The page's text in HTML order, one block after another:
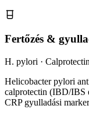
Fertőzés &
H. pylori ·
Helicobacter pylori
calprotectin (IBD/IBS
CRP gyulladási